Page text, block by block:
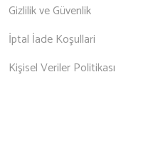
Gizlilik ve Güvenlik
İptal İade Koşullari
Kişisel Veriler Politikası